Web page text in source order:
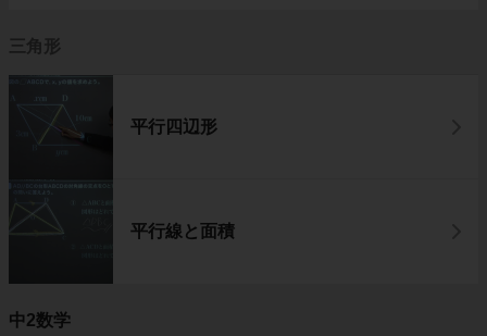
三角形
平行四辺形
平行線と面積
中2数学